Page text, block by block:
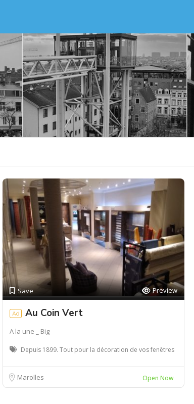
Save Preview
Ad Au Coin Vert
A la une _ Big
Depuis 1899. Tout pour la décoration de vos fenêtres
Marolles Open Now